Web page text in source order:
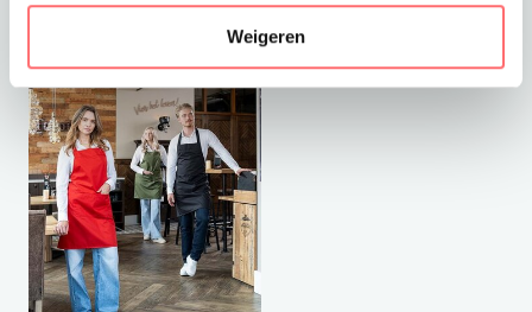
Weigeren€18,99